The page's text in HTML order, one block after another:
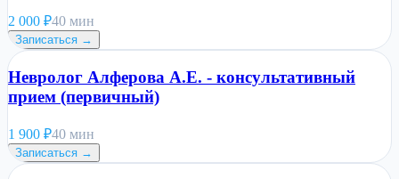
2 000 ₽40 мин
Записаться →
Невролог Алферова А.Е. - консультативный
прием (первичный)
1 900 ₽40 мин
Записаться →